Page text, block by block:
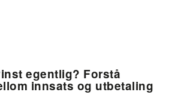
egentlig? Forstå
innsats og utbetaling